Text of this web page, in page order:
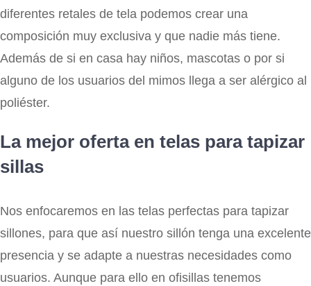
diferentes retales de tela podemos crear una
composición muy exclusiva y que nadie más tiene.
Además de si en casa hay niños, mascotas o por si
alguno de los usuarios del mimos llega a ser alérgico al
poliéster.
La mejor oferta en telas para tapizar
sillas
Nos enfocaremos en las telas perfectas para tapizar
sillones, para que así nuestro sillón tenga una excelente
presencia y se adapte a nuestras necesidades como
usuarios. Aunque para ello en ofisillas tenemos